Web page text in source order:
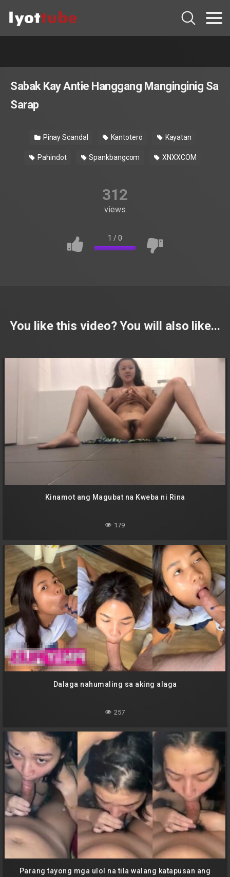
Sabak Kay Antie Hanggang Manginginig Sa
Sarap
Pinay Scandal Kantotero Kayatan
Pahindot Spankbangcom XNXXCOM
312
views
1 /0
You like this video? You will also like...
Kinamot ang Magubat na Kweba ni Rina
179
Dalaga nahumaling sa aking alaga
257
Parang tayong mga ulol na tila walang katapusan ang